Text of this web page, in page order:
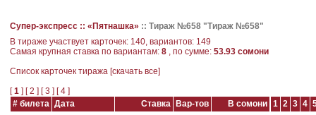
Супер-экспресс :: «Пятнашка» :: Тираж №658 "Тираж №658"
В тираже участвует карточек: 140, вариантов: 149
Самая крупная ставка по вариантам: 8 , по сумме: 53.93 сомони
Cписок карточек тиража [скачать все]
[1 ] [2 ] [3 ] [4 ]
# билета Дата Ставка Вар-тов В сомони 1 2 3 4